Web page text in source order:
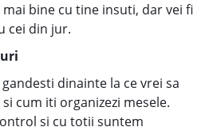
bine cu tine insuti, dar vei fi
cei din jur.
dinainte la ce vrei sa
cum iti organizezi mesele.
si cu totii suntem